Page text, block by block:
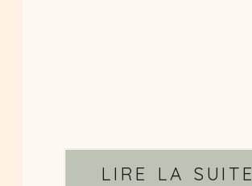
LIRE LA SUITE